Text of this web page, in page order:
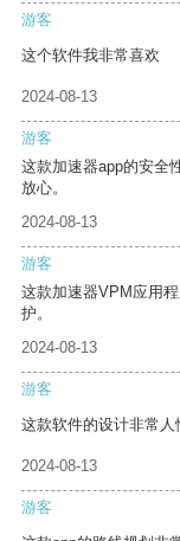
游客
这个软件我非常喜欢
2024-08-13
游客
这款加速器app的安全
放心。
2024-08-13
游客
这款加速器VPM应用
护。
2024-08-13
游客
这款软件的设计非常人
2024-08-13
游客